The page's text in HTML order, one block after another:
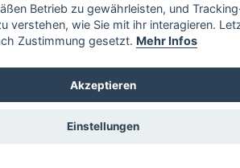
Betrieb zu gewährleisten, und
verstehen, wie Sie mit ihr interagieren.
Zustimmung gesetzt. Mehr Infos
Akzeptieren
Einstellungen